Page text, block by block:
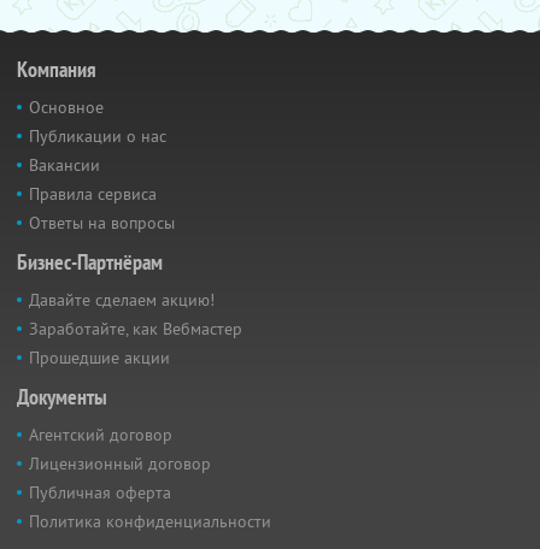
Компания
Основное
Публикации о нас
Вакансии
Правила сервиса
Ответы на вопросы
Бизнес-Партнёрам
Давайте сделаем акцию!
Заработайте, как Вебмастер
Прошедшие акции
Документы
Агентский договор
Лицензионный договор
Публичная оферта
Политика конфиденциальности